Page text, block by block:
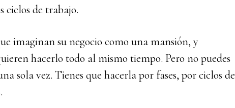
ciclos de trabajo.
imaginan su negocio como una mansión, y
hacerlo todo al mismo tiempo. Pero no puedes
sola vez. Tienes que hacerla por fases, por ciclos de